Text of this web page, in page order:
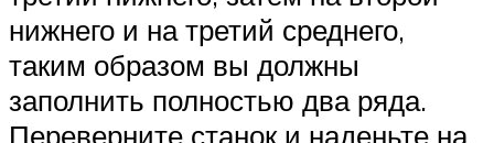
нижнего и на третий среднего,
таким образом вы должны
заполнить полностью два ряда.
Переверните станок и наденьте на